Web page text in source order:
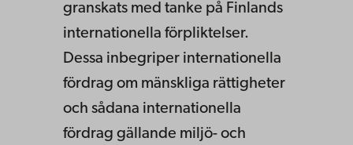
granskats med tanke på Finlands
internationella förpliktelser.
Dessa inbegriper internationella
fördrag om mänskliga rättigheter
och sådana internationella
fördrag gällande miljö- och